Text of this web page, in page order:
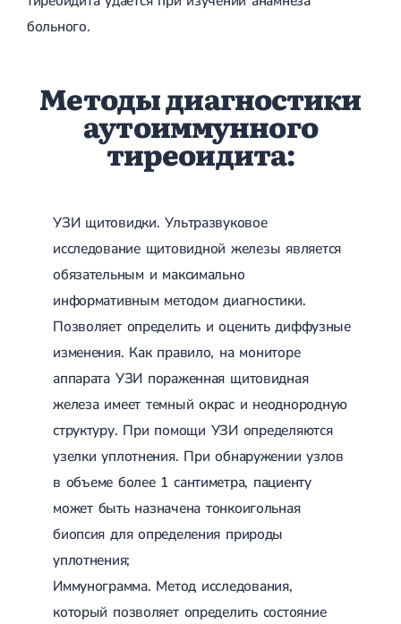
больного.
Методы диагностики
аутоиммунного
тиреоидита:
УЗИ щитовидки. Ультразвуковое
исследование щитовидной железы является
обязательным и максимально
информативным методом диагностики.
Позволяет определить и оценить диффузные
изменения. Как правило, на мониторе
аппарата УЗИ пораженная щитовидная
железа имеет темный окрас и неоднородную
структуру. При помощи УЗИ определяются
узелки уплотнения. При обнаружении узлов
в объеме более 1 сантиметра, пациенту
может быть назначена тонкоигольная
биопсия для определения природы
уплотнения;
Иммунограмма. Метод исследования,
который позволяет определить состояние